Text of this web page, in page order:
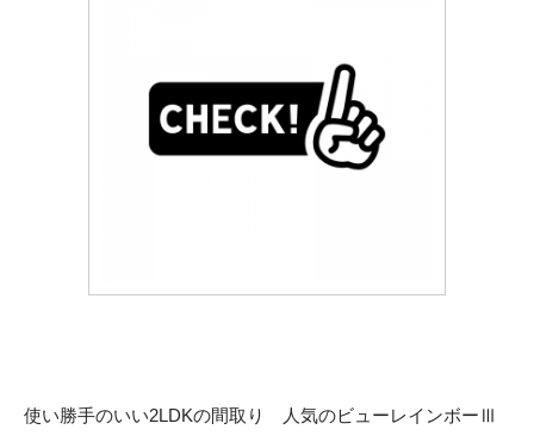
使い勝手のいい2LDKの間取り 人気のビューレインボーⅢ